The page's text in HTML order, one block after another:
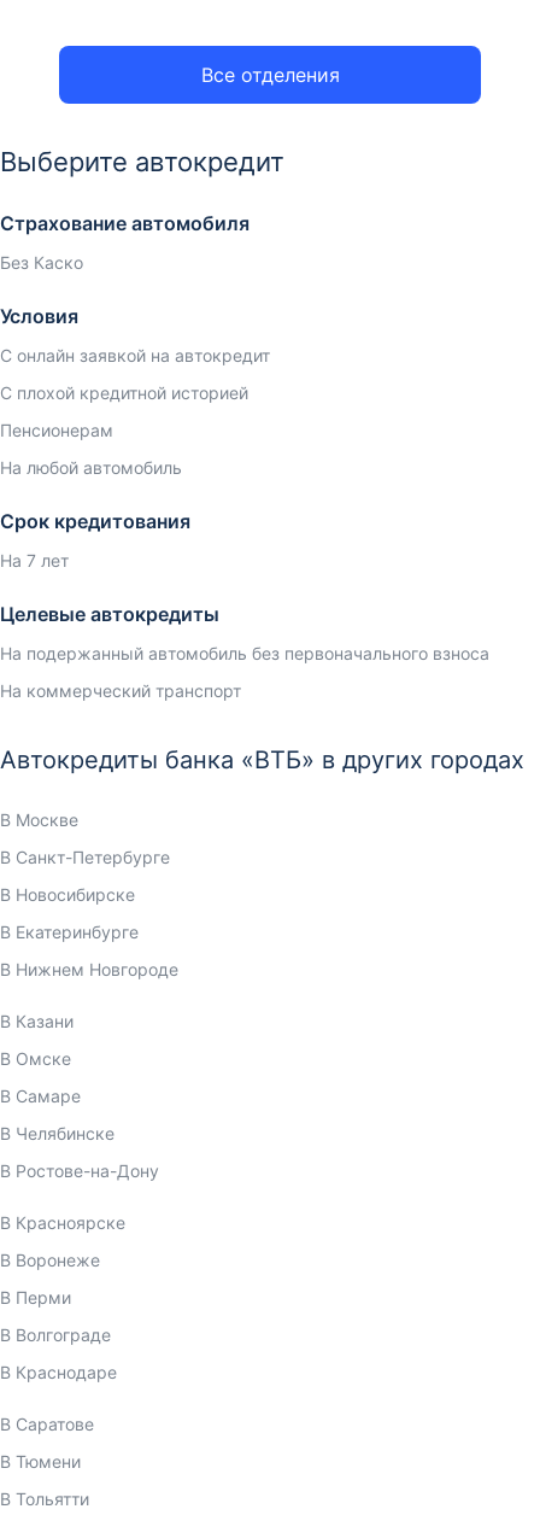
Все отделения
Выберите автокредит
Страхование автомобиля
Без Каско
Условия
С онлайн заявкой на автокредит
С плохой кредитной историей
Пенсионерам
На любой автомобиль
Срок кредитования
На 7 лет
Целевые автокредиты
На подержанный автомобиль без первоначального взноса
На коммерческий транспорт
Автокредиты банка «ВТБ» в других городах
В Москве
В Санкт-Петербурге
В Новосибирске
В Екатеринбурге
В Нижнем Новгороде
В Казани
В Омске
В Самаре
В Челябинске
В Ростове-на-Дону
В Красноярске
В Воронеже
В Перми
В Волгограде
В Краснодаре
В Саратове
В Тюмени
В Тольятти